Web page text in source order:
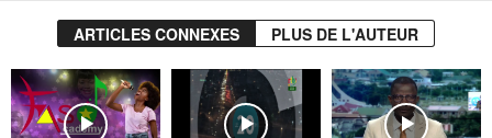
ARTICLES CONNEXES PLUS DE L'AUTEUR